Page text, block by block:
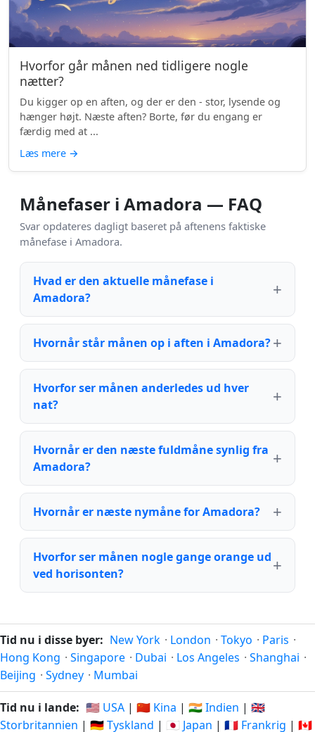
Hvorfor går månen ned tidligere nogle
nætter?
Du kigger op en aften, og der er den - stor, lysende og
hænger højt. Næste aften? Borte, før du engang er
færdig med at ...
Læs mere →
Månefaser i Amadora — FAQ
Svar opdateres dagligt baseret på aftenens faktiske
månefase i Amadora.
Hvad er den aktuelle månefase i
Amadora?
Hvornår står månen op i aften i Amadora?
Hvorfor ser månen anderledes ud hver
nat?
Hvornår er den næste fuldmåne synlig fra
Amadora?
Hvornår er næste nymåne for Amadora?
Hvorfor ser månen nogle gange orange ud
ved horisonten?
Tid nu i disse byer: New York · London · Tokyo · Paris ·
Hong Kong · Singapore · Dubai · Los Angeles · Shanghai ·
Beijing · Sydney · Mumbai
Tid nu i lande: 🇺🇸 USA | 🇨🇳 Kina | 🇮🇳 Indien | 🇬🇧
Storbritannien | 🇩🇪 Tyskland | 🇯🇵 Japan | 🇫🇷 Frankrig | 🇨🇦